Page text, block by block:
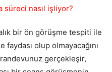
süreci nasıl işliyor?
bir ön görüşme tespiti ile
faydası olup olmayacağını
gerçekleşir,